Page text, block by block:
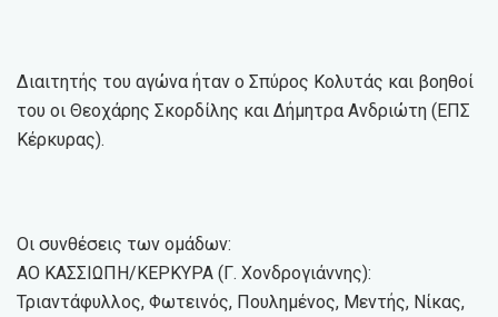
Διαιτητής του αγώνα ήταν ο Σπύρος Κολυτάς και βοηθοί
του οι Θεοχάρης Σκορδίλης και Δήμητρα Ανδριώτη (ΕΠΣ
Κέρκυρας).
Οι συνθέσεις των ομάδων:
ΑΟ ΚΑΣΣΙΩΠΗ/ΚΕΡΚΥΡΑ (Γ. Χονδρογιάννης):
Τριαντάφυλλος, Φωτεινός, Πουλημένος, Μεντής, Νίκας,